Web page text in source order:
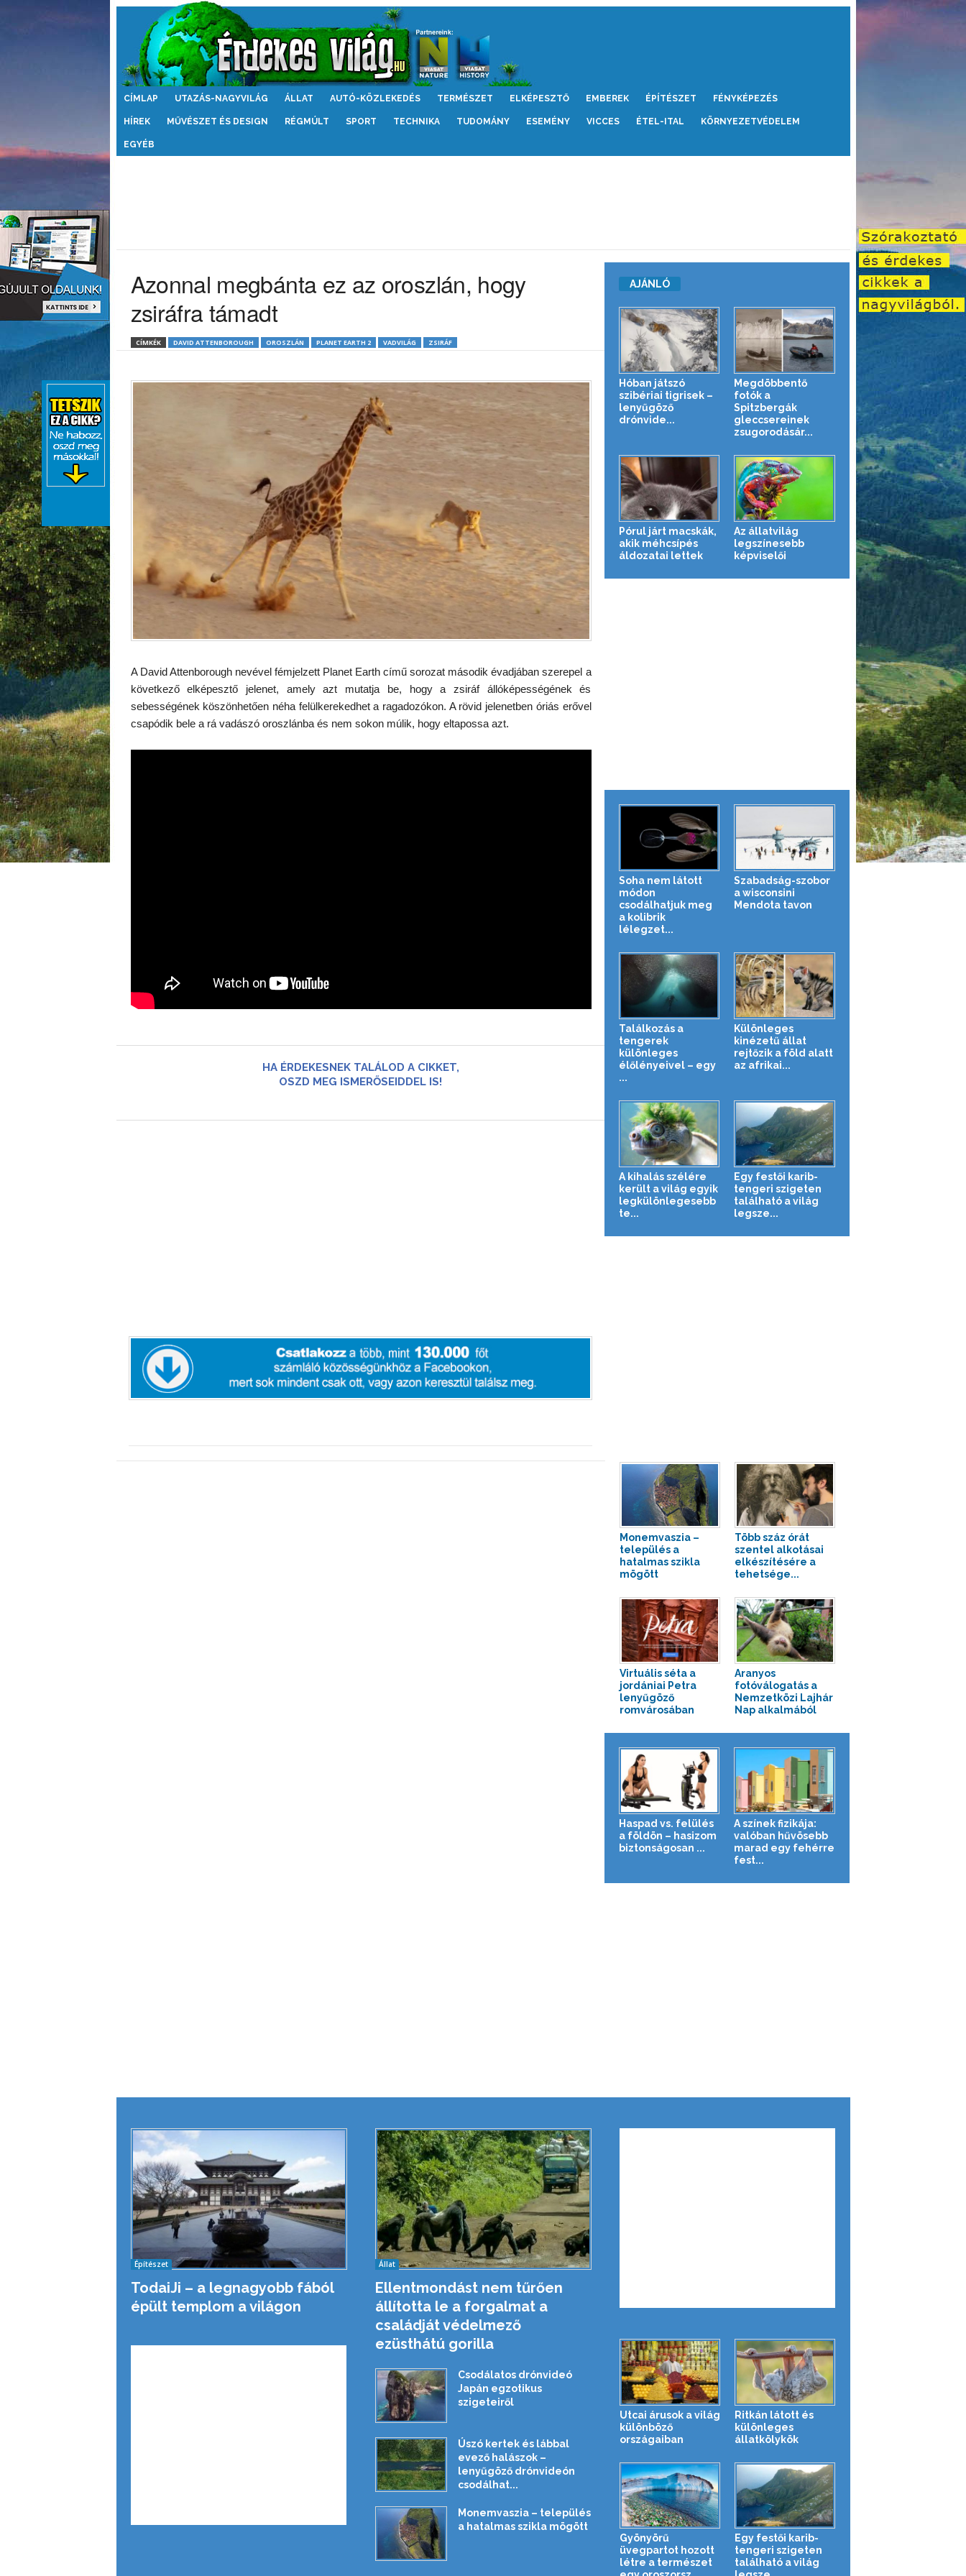
Érdekes
CÍMLAP UTAZÁS-NAGYVILÁG ÁLLAT AUTÓ-KÖZLEKEDÉS TERMÉSZET ELKÉPESZTŐ EMBEREK ÉPÍTÉSZET FÉNYKÉPEZÉS
HÍREK MŰVÉSZET ÉS DESIGN RÉGMÚLT SPORT TECHNIKA TUDOMÁNY ESEMÉNY VICCES ÉTEL-ITAL KÖRNYEZETVÉDELEM
EGYÉB
Azonnal megbánta ez az oroszlán, hogy
zsiráfra támadt
CÍMKÉK DAVID ATTENBOROUGH OROSZLÁN PLANET EARTH 2 VADVILÁG ZSIRÁF
A David Attenborough nevével fémjelzett Planet Earth című sorozat második évadjában szerepel a
következő elképesztő jelenet, amely azt mutatja be, hogy a zsiráf állóképességének és
sebességének köszönhetően néha felülkerekedhet a ragadozókon. A rövid jelenetben óriás erővel
csapódik bele a rá vadászó oroszlánba és nem sokon múlik, hogy eltapossa azt.
HA ÉRDEKESNEK TALÁLOD A CIKKET,
OSZD MEG ISMERŐSEIDDEL IS!
AJÁNLÓ
Hóban játszó
szibériai tigrisek –
lenyűgöző
drónvide...
Megdöbbentő
fotók a
Spitzbergák
gleccsereinek
zsugorodásár...
Pórul járt macskák,
akik méhcsípés
áldozatai lettek
Az állatvilág
legszínesebb
képviselői
Soha nem látott
módon
csodálhatjuk meg
a kolibrik
lélegzet...
Szabadság-szobor
a wisconsini
Mendota tavon
Találkozás a
tengerek
különleges
élőlényeivel – egy
...
Különleges
kinézetű állat
rejtőzik a föld alatt
az afrikai...
A kihalás szélére
került a világ egyik
legkülönlegesebb
te...
Egy festői karib-
tengeri szigeten
található a világ
legsze...
Monemvaszia –
település a
hatalmas szikla
mögött
Több száz órát
szentel alkotásai
elkészítésére a
tehetsége...
Virtuális séta a
jordániai Petra
lenyűgöző
romvárosában
Aranyos
fotóválogatás a
Nemzetközi Lajhár
Nap alkalmából
Haspad vs. felülés
a földön – hasizom
biztonságosan ...
A színek fizikája:
valóban hűvösebb
marad egy fehérre
fest...
Építészet
TodaiJi – a legnagyobb fából
épült templom a világon
Állat
Ellentmondást nem tűrően
állította le a forgalmat a
családját védelmező
ezüsthátú gorilla
Csodálatos drónvideó
Japán egzotikus
szigeteiről
Úszó kertek és lábbal
evező halászok –
lenyűgöző drónvideón
csodálhat...
Monemvaszia – település
a hatalmas szikla mögött
Utcai árusok a világ
különböző
országaiban
Ritkán látott és
különleges
állatkölykök
Gyönyörű
üvegpartot hozott
létre a természet
Egy festői karib-
tengeri szigeten
található a világ